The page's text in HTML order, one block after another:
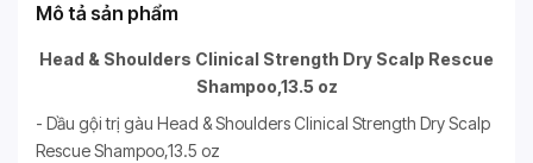
Mô tả sản phẩm
Head & Shoulders Clinical Strength Dry Scalp Rescue
Shampoo,13.5 oz
- Dầu gội trị gàu Head & Shoulders Clinical Strength Dry Scalp
Rescue Shampoo,13.5 oz